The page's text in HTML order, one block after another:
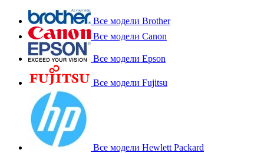
Все модели Brother
Все модели Canon
Все модели Epson
Все модели Fujitsu
Все модели Hewlett Packard